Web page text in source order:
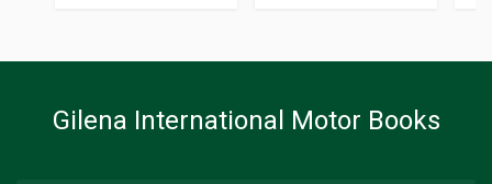
Gilena International Motor Books